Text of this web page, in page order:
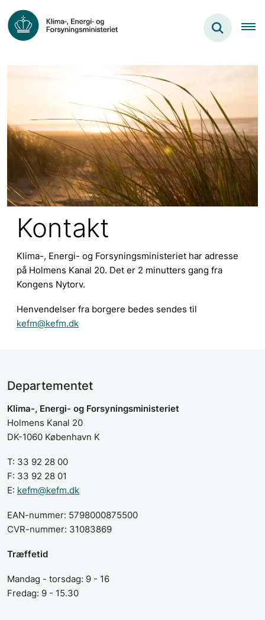
Kontakt
Klima-, Energi- og Forsyningsministeriet har adresse
på Holmens Kanal 20. Det er 2 minutters gang fra
Kongens Nytorv.
Henvendelser fra borgere bedes sendes til
kefm@kefm.dk
Departementet
Klima-, Energi- og Forsyningsministeriet
Holmens Kanal 20
DK-1060 København K
T: 33 92 28 00
F: 33 92 28 01
E: kefm@kefm.dk
EAN-nummer: 5798000875500
CVR-nummer: 31083869
Træffetid
Mandag - torsdag: 9 - 16
Fredag: 9 - 15.30